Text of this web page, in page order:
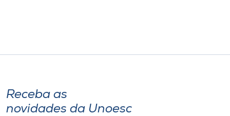
A+
Receba as
novidades da Unoesc